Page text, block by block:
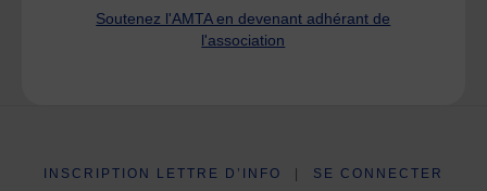
Soutenez l'AMTA en devenant adhérant de
l'association
INSCRIPTION LETTRE D’INFO SE CONNECTER